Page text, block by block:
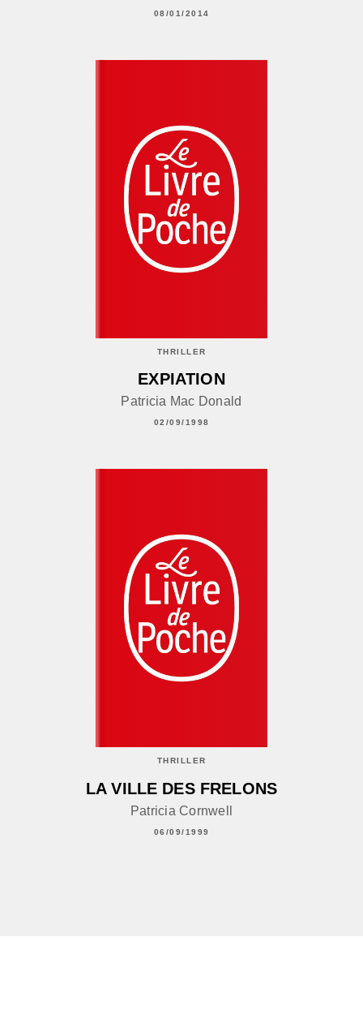
08/01/2014
THRILLER
EXPIATION
Patricia Mac Donald
02/09/1998
THRILLER
LA VILLE DES FRELONS
Patricia Cornwell
06/09/1999